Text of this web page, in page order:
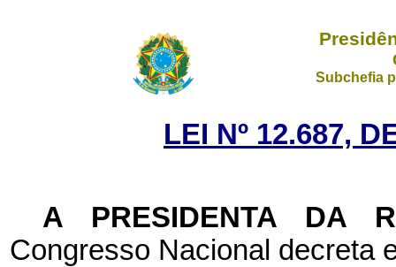
Subchefia
LEI Nº 12.687,
A PRESIDENTA DA
Congresso Nacional decreta